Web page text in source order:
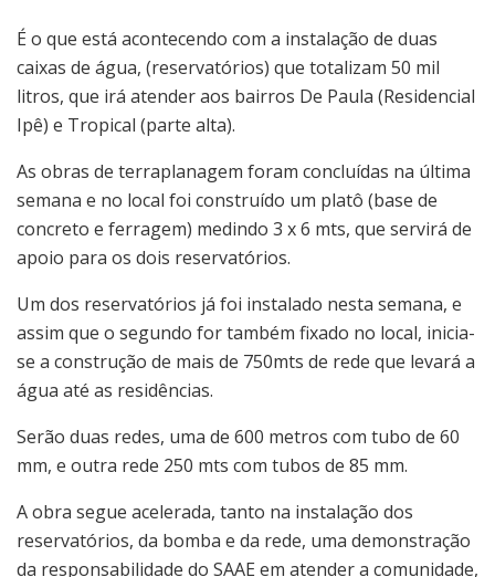
É o que está acontecendo com a instalação de duas
caixas de água, (reservatórios) que totalizam 50 mil
litros, que irá atender aos bairros De Paula (Residencial
Ipê) e Tropical (parte alta).
As obras de terraplanagem foram concluídas na última
semana e no local foi construído um platô (base de
concreto e ferragem) medindo 3 x 6 mts, que servirá de
apoio para os dois reservatórios.
Um dos reservatórios já foi instalado nesta semana, e
assim que o segundo for também fixado no local, inicia-
se a construção de mais de 750mts de rede que levará a
água até as residências.
Serão duas redes, uma de 600 metros com tubo de 60
mm, e outra rede 250 mts com tubos de 85 mm.
A obra segue acelerada, tanto na instalação dos
reservatórios, da bomba e da rede, uma demonstração
da responsabilidade do SAAE em atender a comunidade,